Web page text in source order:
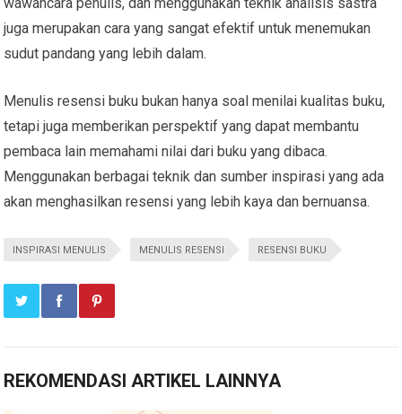
juga merupakan cara yang sangat efektif untuk menemukan
sudut pandang yang lebih dalam.
Menulis resensi buku bukan hanya soal menilai kualitas buku,
tetapi juga memberikan perspektif yang dapat membantu
pembaca lain memahami nilai dari buku yang dibaca.
Menggunakan berbagai teknik dan sumber inspirasi yang ada
akan menghasilkan resensi yang lebih kaya dan bernuansa.
INSPIRASI MENULIS MENULIS RESENSI RESENSI BUKU
REKOMENDASI ARTIKEL LAINNYA